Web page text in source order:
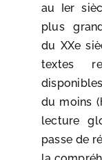
au Ier
plus
du XXe
textes
du moins
lecture
passe de